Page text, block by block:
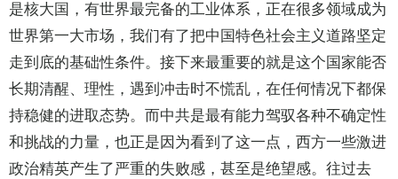
是核大国，有世界最完备的工业体系，正在很多领域成为
世界第一大市场，我们有了把中国特色社会主义道路坚定
走到底的基础性条件。接下来最重要的就是这个国家能否
长期清醒、理性，遇到冲击时不慌乱，在任何情况下都保
持稳健的进取态势。而中共是最有能力驾驭各种不确定性
和挑战的力量，也正是因为看到了这一点，西方一些激进
政治精英产生了严重的失败感，甚至是绝望感。往过去